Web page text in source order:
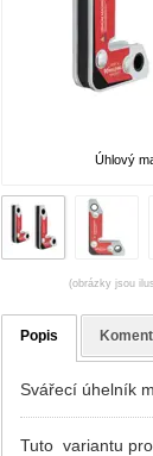
Úhlový
(obrázky jsou
Popis
Svářecí úhelník
Tuto variantu